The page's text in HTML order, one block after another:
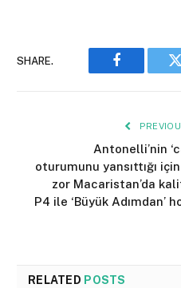
SHARE.
Facebook
Antonelli’nin
oturumunu yansıttığı
zor Macaristan’da
P4 ile ‘Büyük Adımdan’
RELATED POSTS